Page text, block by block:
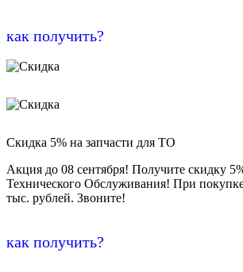
как получить?
Скидка 5% на запчасти для ТО
Акция до 08 сентября! Получите скидку
Технического Обслуживания! При
тыс. рублей. Звоните!
как получить?